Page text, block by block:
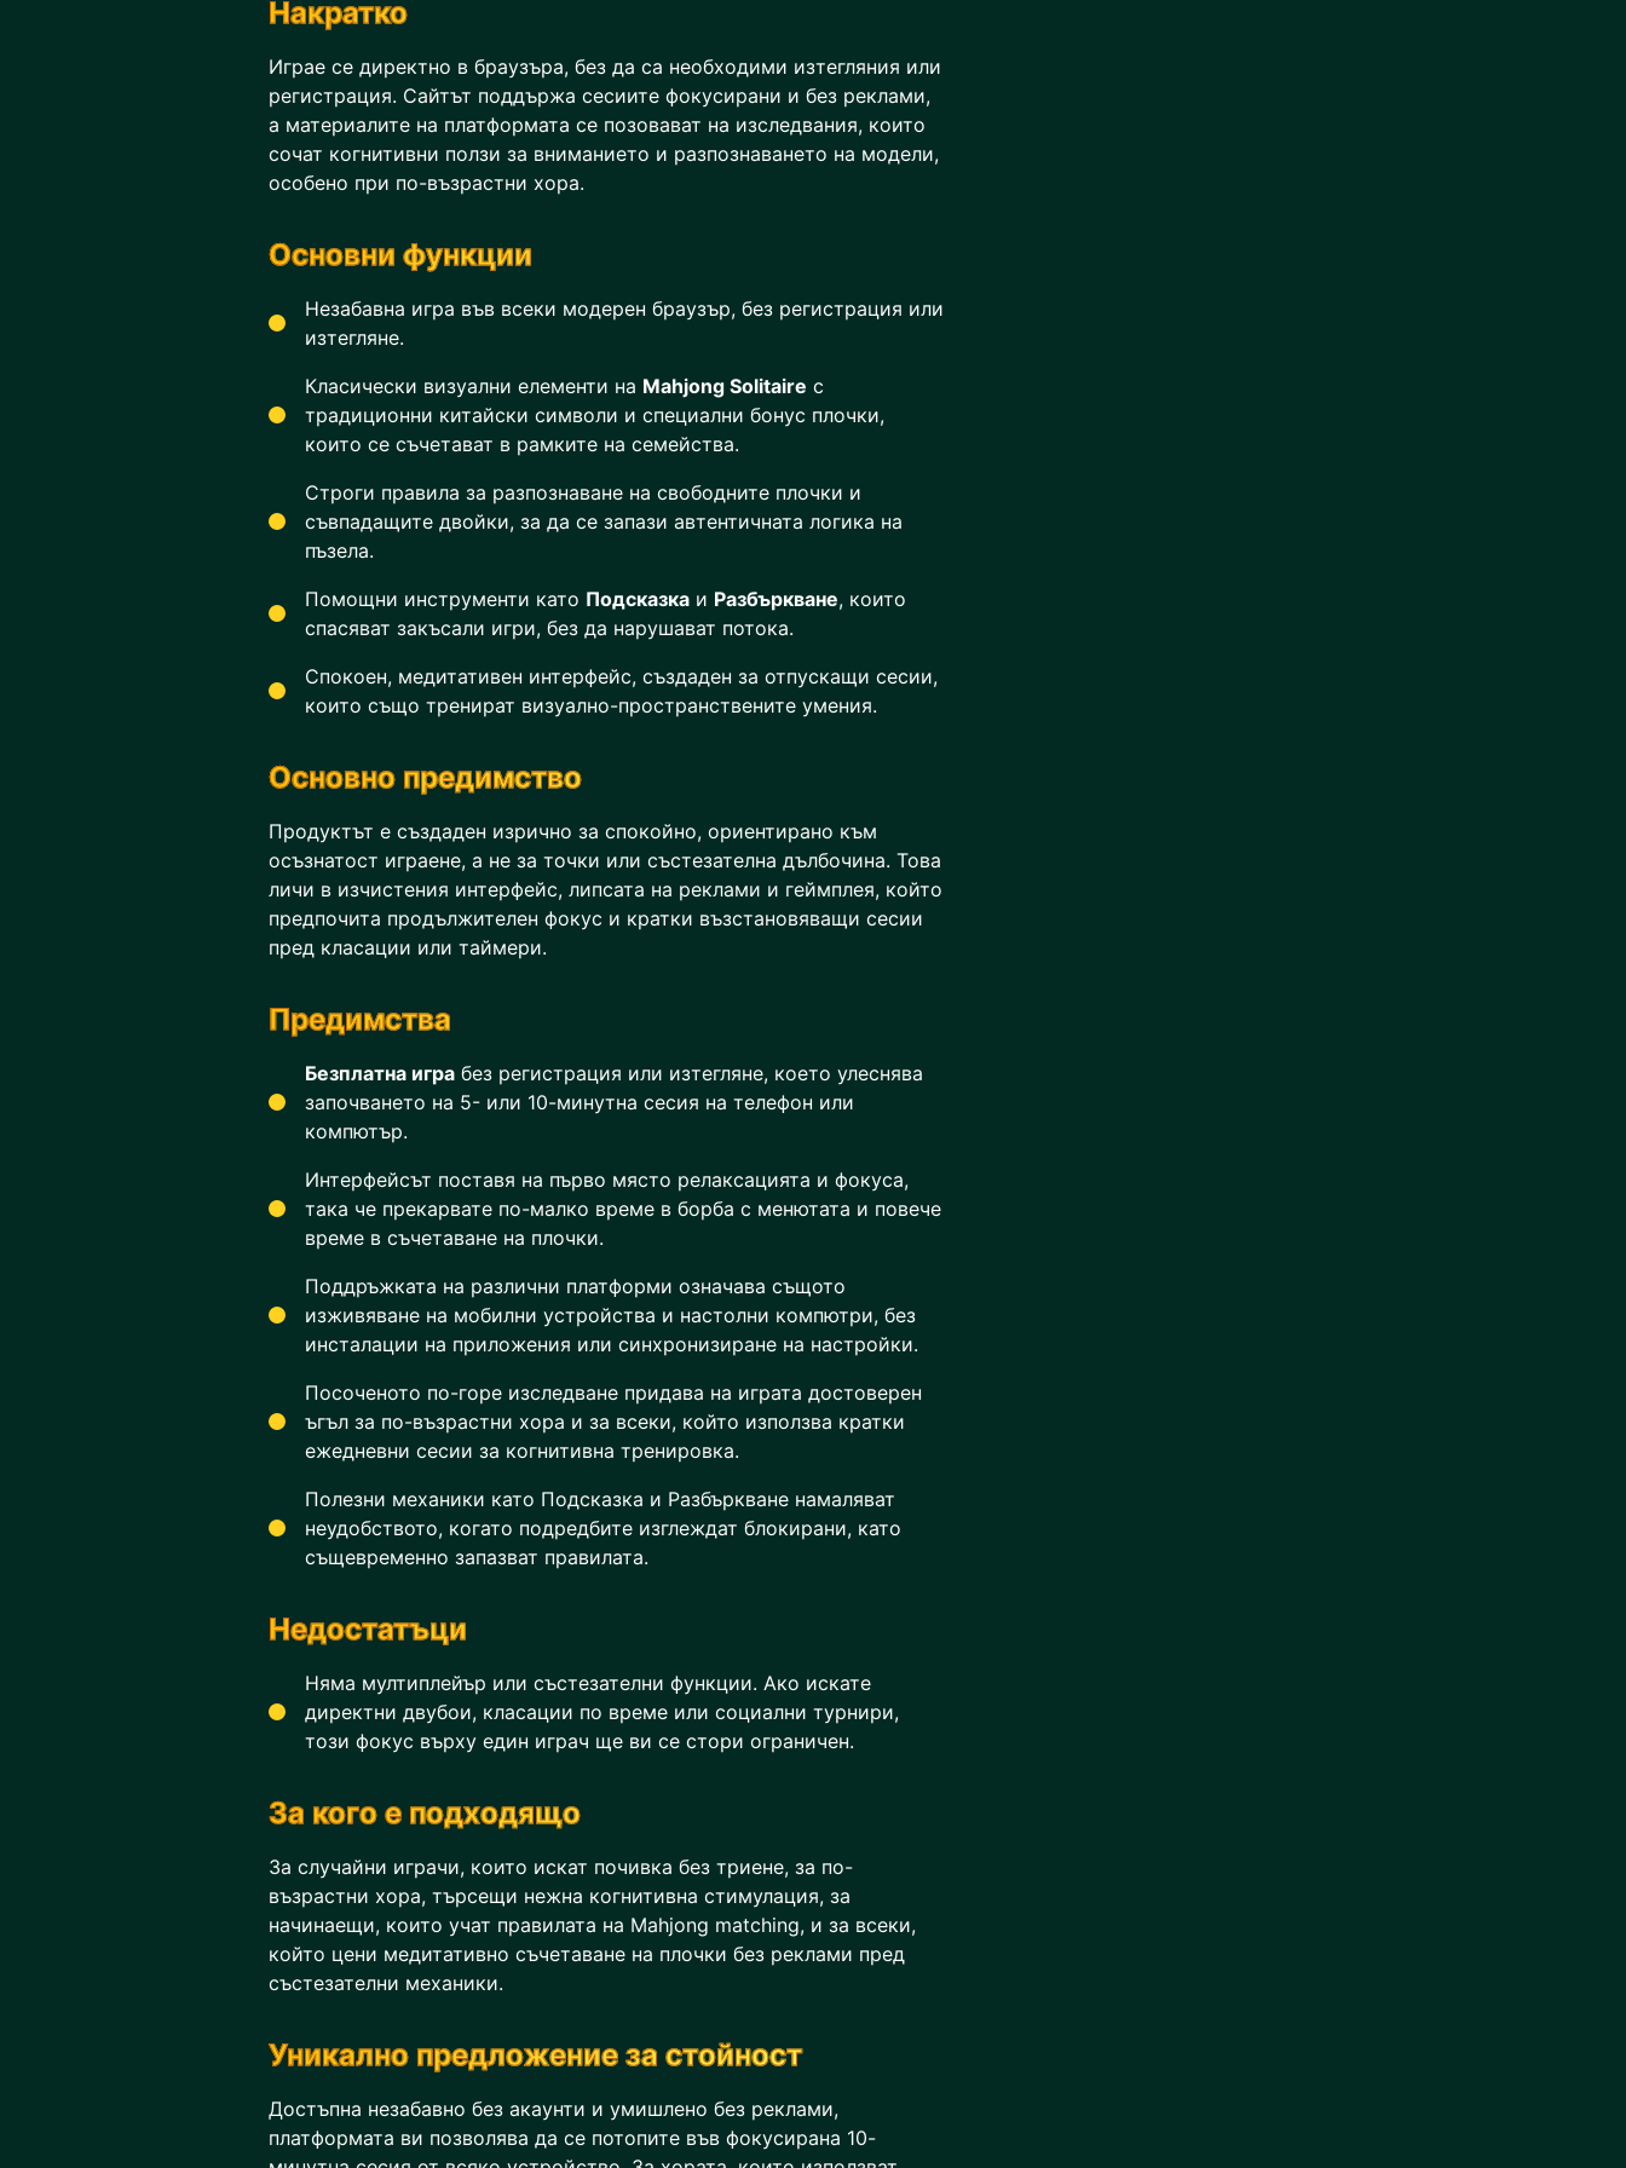
Накратко
Играе се директно в браузъра, без да са необходими изтегляния или
регистрация. Сайтът поддържа сесиите фокусирани и без реклами,
а материалите на платформата се позовават на изследвания, които
сочат когнитивни ползи за вниманието и разпознаването на модели,
особено при по-възрастни хора.
Основни функции
Незабавна игра във всеки модерен браузър, без регистрация или
изтегляне.
Класически визуални елементи на Mahjong Solitaire с
традиционни китайски символи и специални бонус плочки,
които се съчетават в рамките на семейства.
Строги правила за разпознаване на свободните плочки и
съвпадащите двойки, за да се запази автентичната логика на
пъзела.
Помощни инструменти като Подсказка и Разбъркване, които
спасяват закъсали игри, без да нарушават потока.
Спокоен, медитативен интерфейс, създаден за отпускащи сесии,
които също тренират визуално-пространствените умения.
Основно предимство
Продуктът е създаден изрично за спокойно, ориентирано към
осъзнатост играене, а не за точки или състезателна дълбочина. Това
личи в изчистения интерфейс, липсата на реклами и геймплея, който
предпочита продължителен фокус и кратки възстановяващи сесии
пред класации или таймери.
Предимства
Безплатна игра без регистрация или изтегляне, което улеснява
започването на 5- или 10-минутна сесия на телефон или
компютър.
Интерфейсът поставя на първо място релаксацията и фокуса,
така че прекарвате по-малко време в борба с менютата и повече
време в съчетаване на плочки.
Поддръжката на различни платформи означава същото
изживяване на мобилни устройства и настолни компютри, без
инсталации на приложения или синхронизиране на настройки.
Посоченото по-горе изследване придава на играта достоверен
ъгъл за по-възрастни хора и за всеки, който използва кратки
ежедневни сесии за когнитивна тренировка.
Полезни механики като Подсказка и Разбъркване намаляват
неудобството, когато подредбите изглеждат блокирани, като
същевременно запазват правилата.
Недостатъци
Няма мултиплейър или състезателни функции. Ако искате
директни двубои, класации по време или социални турнири,
този фокус върху един играч ще ви се стори ограничен.
За кого е подходящо
За случайни играчи, които искат почивка без триене, за по-
възрастни хора, търсещи нежна когнитивна стимулация, за
начинаещи, които учат правилата на Mahjong matching, и за всеки,
който цени медитативно съчетаване на плочки без реклами пред
състезателни механики.
Уникално предложение за стойност
Достъпна незабавно без акаунти и умишлено без реклами,
платформата ви позволява да се потопите във фокусирана 10-